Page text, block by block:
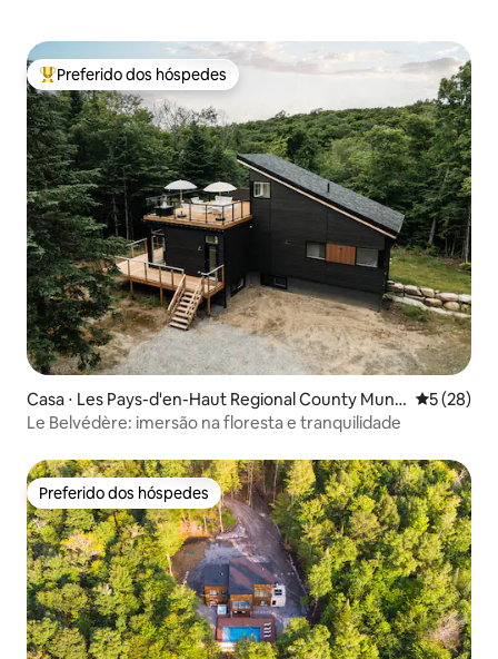
Entre os melhores preferidos dos hóspedes
Preferido dos hóspedes
Casa ⋅ Les Pays-d'en-Haut Regional County Munic
ipality
5 de uma
5 (28)
Le Belvédère: imersão na floresta e tranquilidade
Preferido dos hóspedes
Preferido dos hóspedes